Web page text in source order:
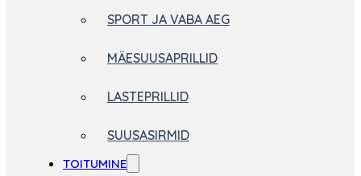
SPORT JA VABA AEG
MÄESUUSAPRILLID
LASTEPRILLID
SUUSASIRMID
TOITUMINE